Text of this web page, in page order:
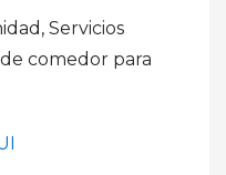
Servicios
comedor para